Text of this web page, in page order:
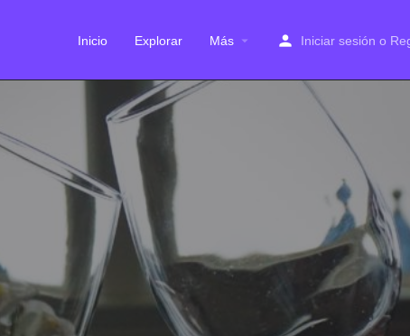
Inicio Explorar Más Iniciar sesión o